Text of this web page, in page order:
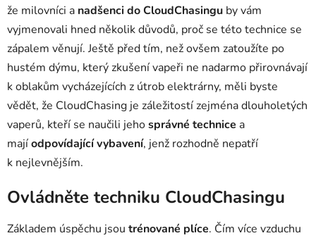
že milovníci a nadšenci do CloudChasingu by vám
vyjmenovali hned několik důvodů, proč se této technice se
zápalem věnují. Ještě před tím, než ovšem zatoužíte po
hustém dýmu, který zkušení vapeři ne nadarmo přirovnávají
k oblakům vycházejících z útrob elektrárny, měli byste
vědět, že CloudChasing je záležitostí zejména dlouholetých
vaperů, kteří se naučili jehosprávné technice a
majíodpovídající vybavení, jenž rozhodně nepatří
k nejlevnějším.
Ovládněte techniku CloudChasingu
Základem úspěchu jsou trénované plíce. Čím více vzduchu